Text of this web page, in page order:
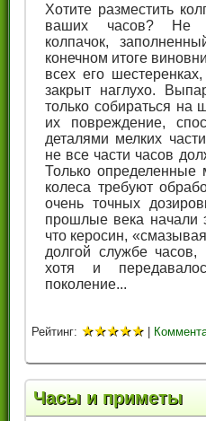
Хотите разместить
ваших часов? Не
колпачок,
конечном итоге
всех его
закрыт наглухо.
только собираться на
их повреждение,
деталями мелких
не все части часов
Только определенные
колеса требуют
очень точных
прошлые века начали
что керосин,
долгой службе
хотя и
поколение...
Рейтинг: ★★★★★
Часы и приметы